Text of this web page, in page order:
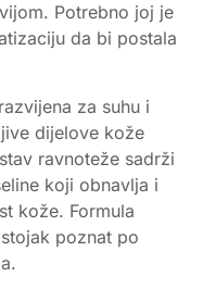
Potrebno joj je
da bi postala
za suhu i
dijelove kože
ravnoteže sadrži
koji obnavlja i
kože. Formula
poznat po